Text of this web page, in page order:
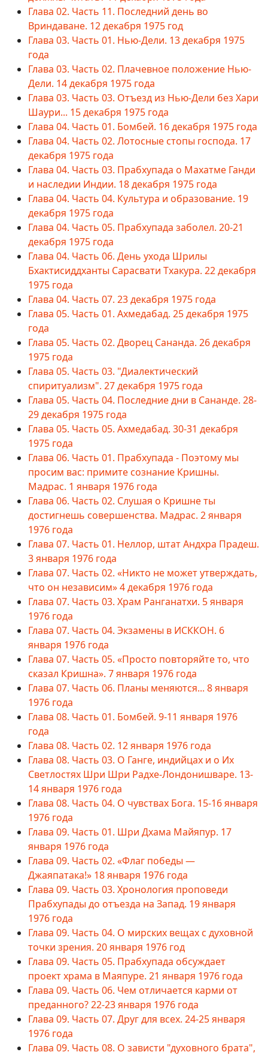
Глава 02. Часть 11. Последний день во
Вриндаване. 12 декабря 1975 год
Глава 03. Часть 01. Нью-Дели. 13 декабря 1975
года
Глава 03. Часть 02. Плачевное положение Нью-
Дели. 14 декабря 1975 года
Глава 03. Часть 03. Отъезд из Нью-Дели без Хари
Шаури... 15 декабря 1975 года
Глава 04. Часть 01. Бомбей. 16 декабря 1975 года
Глава 04. Часть 02. Лотосные стопы господа. 17
декабря 1975 года
Глава 04. Часть 03. Прабхупада о Махатме Ганди
и наследии Индии. 18 декабря 1975 года
Глава 04. Часть 04. Культура и образование. 19
декабря 1975 года
Глава 04. Часть 05. Прабхупада заболел. 20-21
декабря 1975 года
Глава 04. Часть 06. День ухода Шрилы
Бхактисиддханты Сарасвати Тхакура. 22 декабря
1975 года
Глава 04. Часть 07. 23 декабря 1975 года
Глава 05. Часть 01. Ахмедабад. 25 декабря 1975
года
Глава 05. Часть 02. Дворец Сананда. 26 декабря
1975 года
Глава 05. Часть 03. "Диалектический
спиритуализм". 27 декабря 1975 года
Глава 05. Часть 04. Последние дни в Сананде. 28-
29 декабря 1975 года
Глава 05. Часть 05. Ахмедабад. 30-31 декабря
1975 года
Глава 06. Часть 01. Прабхупада - Поэтому мы
просим вас: примите сознание Кришны.
Мадрас. 1 января 1976 года
Глава 06. Часть 02. Слушая о Кришне ты
достигнешь совершенства. Мадрас. 2 января
1976 года
Глава 07. Часть 01. Неллор, штат Андхра Прадеш.
3 января 1976 года
Глава 07. Часть 02. «Никто не может утверждать,
что он независим» 4 декабря 1976 года
Глава 07. Часть 03. Храм Ранганатхи. 5 января
1976 года
Глава 07. Часть 04. Экзамены в ИСККОН. 6
января 1976 года
Глава 07. Часть 05. «Просто повторяйте то, что
сказал Кришна». 7 января 1976 года
Глава 07. Часть 06. Планы меняются... 8 января
1976 года
Глава 08. Часть 01. Бомбей. 9-11 января 1976
года
Глава 08. Часть 02. 12 января 1976 года
Глава 08. Часть 03. О Ганге, индийцах и о Их
Светлостях Шри Шри Радхе-Лондонишваре. 13-
14 января 1976 года
Глава 08. Часть 04. О чувствах Бога. 15-16 января
1976 года
Глава 09. Часть 01. Шри Дхама Майяпур. 17
января 1976 года
Глава 09. Часть 02. «Флаг победы —
Джаяпатака!» 18 января 1976 года
Глава 09. Часть 03. Хронология проповеди
Прабхупады до отъезда на Запад. 19 января
1976 года
Глава 09. Часть 04. О мирских вещах с духовной
точки зрения. 20 января 1976 год
Глава 09. Часть 05. Прабхупада обсуждает
проект храма в Маяпуре. 21 января 1976 года
Глава 09. Часть 06. Чем отличается карми от
преданного? 22-23 января 1976 года
Глава 09. Часть 07. Друг для всех. 24-25 января
1976 года
Глава 09. Часть 08. О зависти "духовного брата",